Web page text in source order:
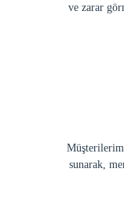
ve zarar
sunarak,